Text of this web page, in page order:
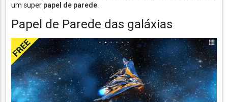
um super papel de parede.
Papel de Parede das galáxias